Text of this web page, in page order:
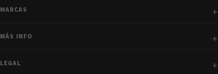
MARCAS
MÁS INFO
LEGAL